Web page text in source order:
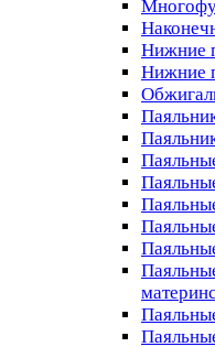
Нижние
Нижние